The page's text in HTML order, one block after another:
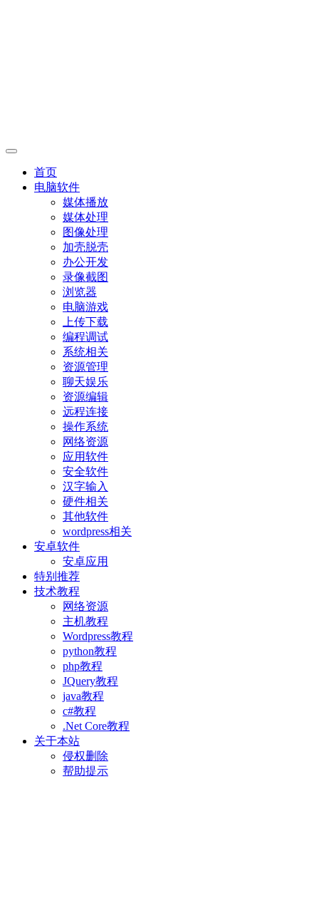
首页
电脑软件
媒体播放
媒体处理
图像处理
加壳脱壳
办公开发
录像截图
浏览器
电脑游戏
上传下载
编程调试
系统相关
资源管理
聊天娱乐
资源编辑
远程连接
操作系统
网络资源
应用软件
安全软件
汉字输入
硬件相关
其他软件
wordpress相关
安卓软件
安卓应用
特别推荐
技术教程
网络资源
主机教程
Wordpress教程
python教程
php教程
JQuery教程
java教程
c#教程
.Net Core教程
关于本站
侵权删除
帮助提示